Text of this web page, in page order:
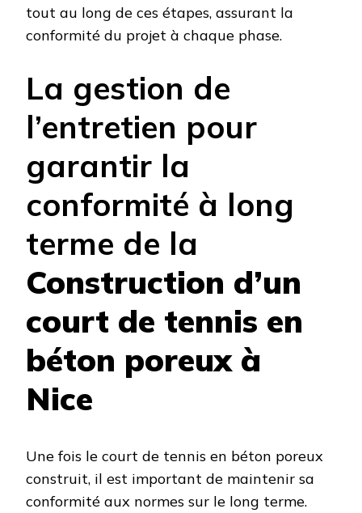
tout au long de ces étapes, assurant la
conformité du projet à chaque phase.
La gestion de
l’entretien pour
garantir la
conformité à long
terme de la
Construction d’un
court de tennis en
béton poreux à
Nice
Une fois le court de tennis en béton poreux
construit, il est important de maintenir sa
conformité aux normes sur le long terme.